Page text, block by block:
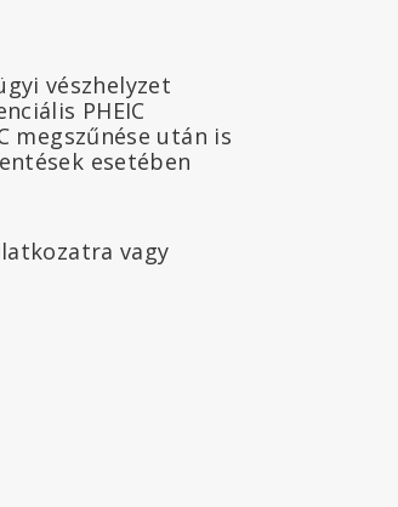
vészhelyzet
PHEIC
megszűnése után is
esetében
vagy